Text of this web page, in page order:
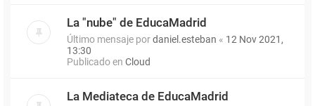
La "nube" de EducaMadrid
Último mensaje pordaniel.esteban « 12 Nov 2021,
13:30
Publicado en Cloud
La Mediateca de EducaMadrid